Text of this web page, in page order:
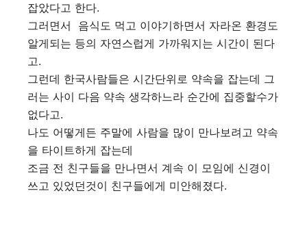
잡았다고 한다.
그러면서 음식도 먹고 이야기하면서 자라온 환경도
알게되는 등의 자연스럽게 가까워지는 시간이 된다
고.
그런데 한국사람들은 시간단위로 약속을 잡는데 그
러는 사이 다음 약속 생각하느라 순간에 집중할수가
없다고.
나도 어떻게든 주말에 사람을 많이 만나보려고 약속
을 타이트하게 잡는데
조금 전 친구들을 만나면서 계속 이 모임에 신경이
쓰고 있었던것이 친구들에게 미안해졌다.